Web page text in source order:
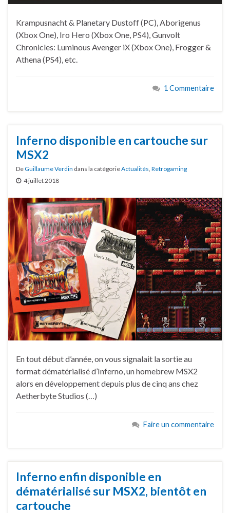
Krampusnacht & Planetary Dustoff (PC), Aborigenus
(Xbox One), Iro Hero (Xbox One, PS4), Gunvolt
Chronicles: Luminous Avenger iX (Xbox One), Frogger &
Athena (PS4), etc.
1 Commentaire
Inferno disponible en cartouche sur
MSX2
DeGuillaume Verdin dans la catégorieActualités Retrogaming
4 juillet 2018
En tout début d’année, on vous signalait la sortie au
format dématérialisé d’Inferno, un homebrew MSX2
alors en développement depuis plus de cinq ans chez
Aetherbyte Studios (…)
Faire un commentaire
Inferno enfin disponible en
dématérialisé sur MSX2, bientôt en
cartouche